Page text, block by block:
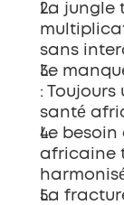
La jungle
sans
Le
:
santé
Le
africaine
La